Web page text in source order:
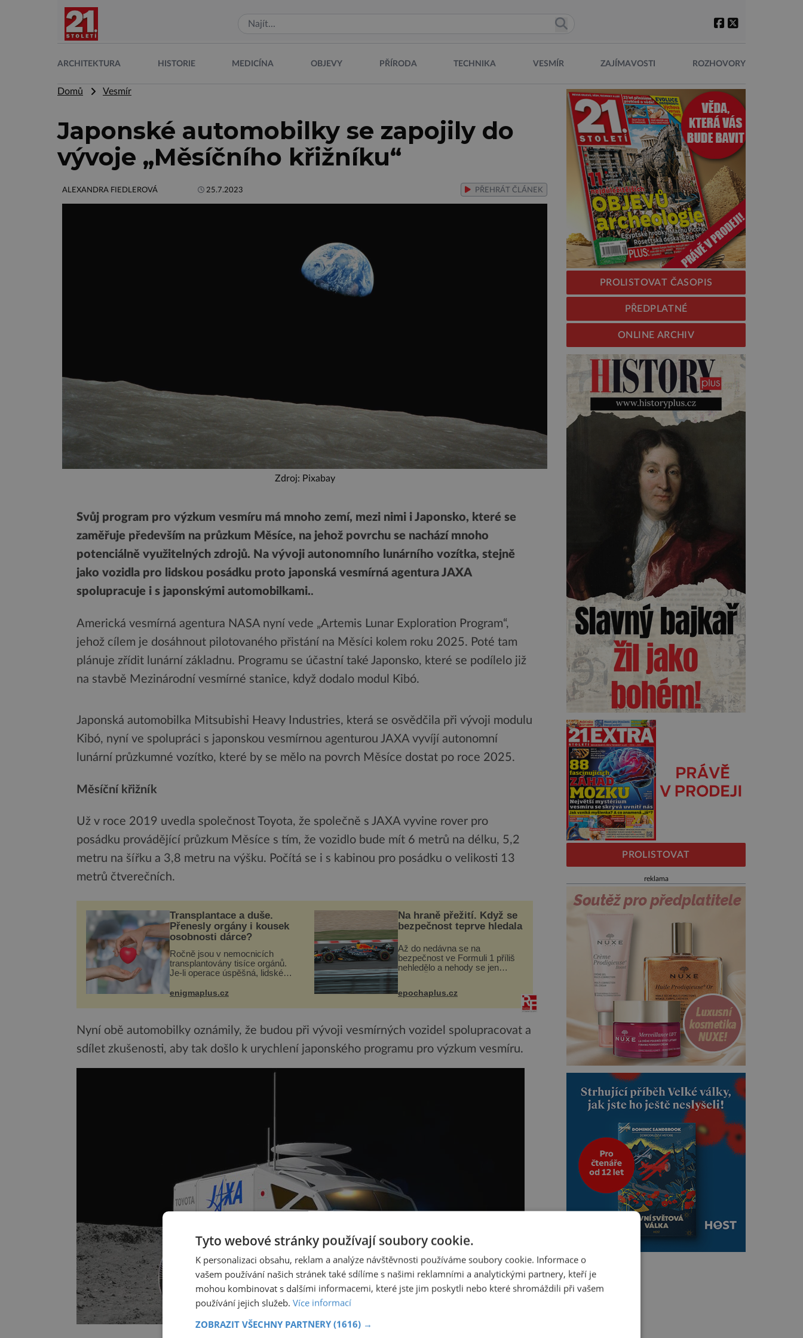
ARCHITEKTURA HISTORIE MEDICÍNA OBJEVY PŘÍRODA TECHNIKA VESMÍR ZAJÍMAVOSTI ROZHOVORY
Domů Vesmír
Japonské automobilky se zapojily do
vývoje „Měsíčního křižníku“
ALEXANDRA FIEDLEROVÁ 25.7.2023 PŘEHRÁT ČLÁNEK
Zdroj: Pixabay
Svůj program pro výzkum vesmíru má mnoho zemí, mezi nimi i Japonsko, které se
zaměřuje především na průzkum Měsíce, na jehož povrchu se nachází mnoho
potenciálně využitelných zdrojů. Na vývoji autonomního lunárního vozítka, stejně
jako vozidla pro lidskou posádku proto japonská vesmírná agentura JAXA
spolupracuje i s japonskými automobilkami..
Americká vesmírná agentura NASA nyní vede „Artemis Lunar Exploration Program“,
jehož cílem je dosáhnout pilotovaného přistání na Měsíci kolem roku 2025. Poté tam
plánuje zřídit lunární základnu. Programu se účastní také Japonsko, které se podílelo již
na stavbě Mezinárodní vesmírné stanice, když dodalo modul Kibó.
Japonská automobilka Mitsubishi Heavy Industries, která se osvědčila při vývoji modulu
Kibó, nyní ve spolupráci s japonskou vesmírnou agenturou JAXA vyvíjí autonomní
lunární průzkumné vozítko, které by se mělo na povrch Měsíce dostat po roce 2025.
Měsíční křižník
Už v roce 2019 uvedla společnost Toyota, že společně s JAXA vyvine rover pro
posádku provádějící průzkum Měsíce s tím, že vozidlo bude mít 6 metrů na délku, 5,2
metru na šířku a 3,8 metru na výšku. Počítá se i s kabinou pro posádku o velikosti 13
metrů čtverečních.
Transplantace a duše.
Přenesly orgány i kousek
osobnosti dárce?
Ročně jsou v nemocnicích
transplantovány tisíce orgánů.
Je-li operace úspěšná, lidské
své a pacient může vést
při transplantaci nepřijímám...
enigmaplus.cz
Na hraně přežití. Když se
bezpečnost teprve hledala
Až do nedávna se na
bezpečnost ve Formuli 1 příliš
nehledělo a nehody se jen
následky nebo bohužel i ztrátou
epochaplus.cz
Nyní obě automobilky oznámily, že budou při vývoji vesmírných vozidel spolupracovat a
sdílet zkušenosti, aby tak došlo k urychlení japonského programu pro výzkum vesmíru.
PROLISTOVAT ČASOPIS
PŘEDPLATNÉ
ONLINE ARCHIV
PROLISTOVAT
reklama
Tyto webové stránky používají soubory cookie.
K personalizaci obsahu, reklam a analýze návštěvnosti používáme soubory cookie. Informace o
vašem používání našich stránek také sdílíme s našimi reklamními a analytickými partnery, kteří je
mohou kombinovat s dalšími informacemi, které jste jim poskytli nebo které shromáždili při vašem
používání jejich služeb. Více informací
ZOBRAZIT VŠECHNY PARTNERY (1616) →